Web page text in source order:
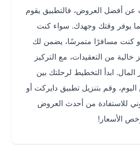
العروض، فالتطبيق يقوم
وقتك وجهدك. سواء كنت
مسافرًا متمرسًا، يضمن لك
من التعقيدات، مع التركيز
ابدأ التخطيط لرحلتك بين
وقم بتنزيل تطبيق دايركت أو
من أحدث العروض